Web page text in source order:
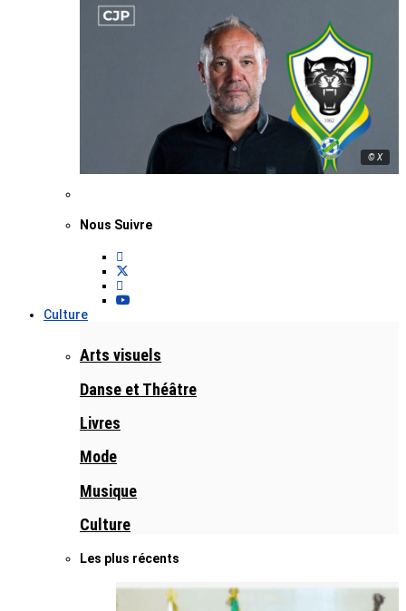
© X
Nous Suivre
Culture
Arts visuels
Danse et Théâtre
Livres
Mode
Musique
Culture
Les plus récents